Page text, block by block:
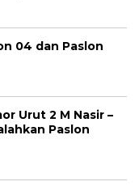
04 dan Paslon
Urut 2 M Nasir –
Paslon